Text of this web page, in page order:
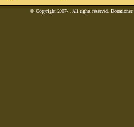
© Copyright 2007- . All rights reserved.